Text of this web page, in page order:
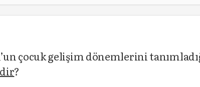
çocuk gelişim dönemlerini
?